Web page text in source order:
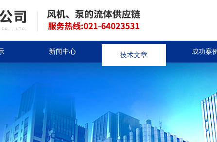
新闻中心 技术文章 成功案例